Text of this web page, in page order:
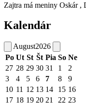
Zajtra má meniny Oskár ,
Kalendár
August2026
Po Ut St Št Pia So Ne
27 28 29 30 31 1
2
3
4 5 6 7 8
9
10 11 12 13 14 15 16
17 18 19 20 21 22 23